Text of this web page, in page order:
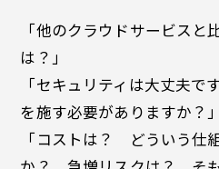
「他のクラウドサービスと
は？」
「セキュリティは大丈夫
を施す必要がありますか？」
「コストは？ どういう仕